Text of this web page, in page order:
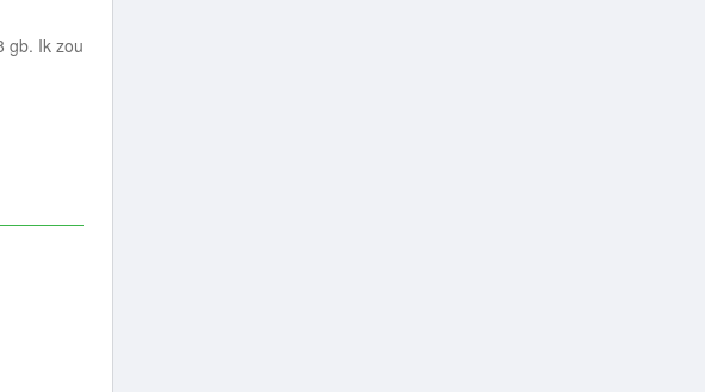
gb. Ik zou